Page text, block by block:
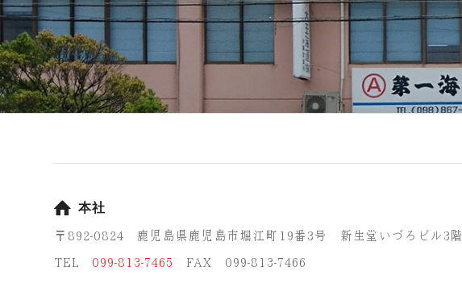
本社
〒892-0824 鹿児島県鹿児島市堀江町19番3号 新生堂いづろビル3階
TEL
099-813-7465 FAX 099-813-7466